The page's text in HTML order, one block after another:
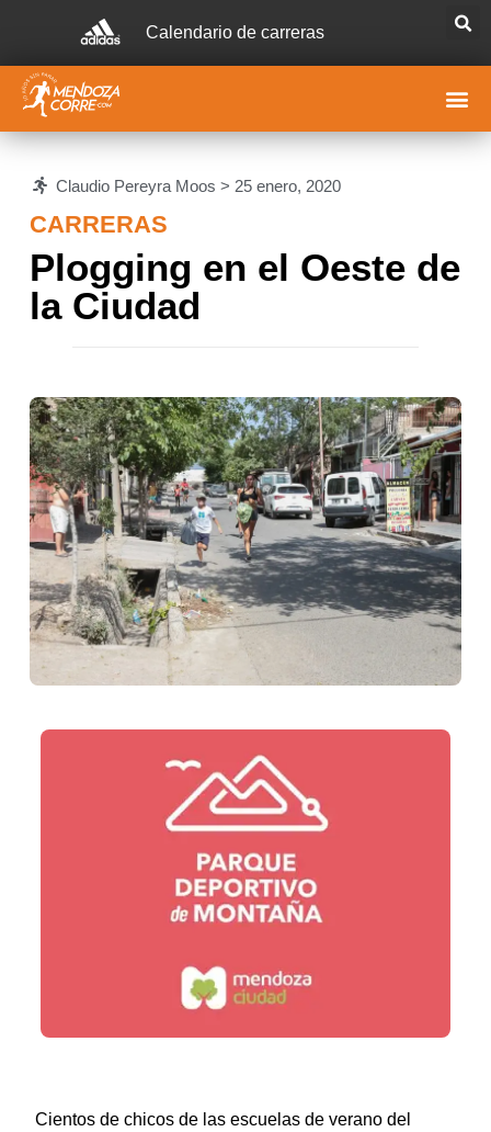
Calendario de carreras
Claudio Pereyra Moos > 25 enero, 2020
CARRERAS
Plogging en el Oeste de
la Ciudad
Cientos de chicos de las escuelas de verano del